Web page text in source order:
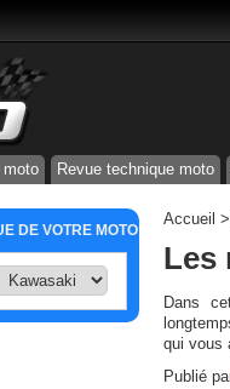
moto Revue technique moto
DE VOTRE MOTO
Accueil >
Les
Dans
qui vous
Publié